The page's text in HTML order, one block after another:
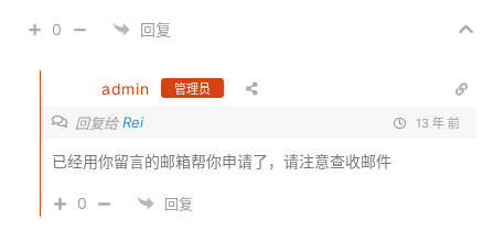
0 回复
admin 管理员
回复给Rei 13 年 前
已经用你留言的邮箱帮你申请了，请注意查收邮件
0 回复